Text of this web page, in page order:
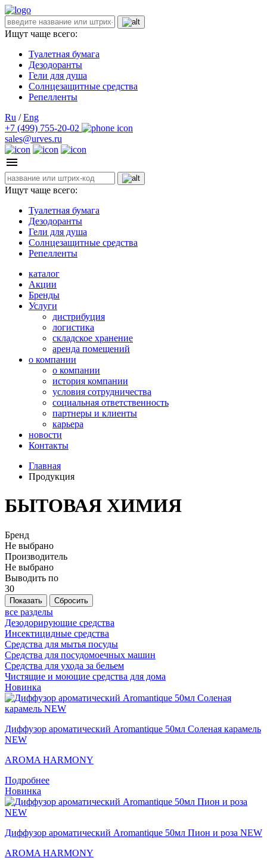
Ищут чаще всего:
Туалетная бумага
Дезодоранты
Гели для душа
Солнцезащитные средства
Репелленты
Ru / Eng
+7 (499) 755-20-02
sales@urves.ru
Ищут чаще всего:
Туалетная бумага
Дезодоранты
Гели для душа
Солнцезащитные средства
Репелленты
каталог
Акции
Бренды
Услуги
дистрибуция
логистика
складское хранение
аренда помещений
о компании
о компании
история компании
условия сотрудничества
социальная ответственность
партнеры и клиенты
карьера
новости
Контакты
Главная
Продукция
БЫТОВАЯ ХИМИЯ
Бренд
Не выбрано
Производитель
Не выбрано
Выводить по
30
все разделы
Дезодорирующие средства
Инсектицидные средства
Средства для мытья посуды
Средства для посудомоечных машин
Средства для ухода за бельем
Чистящие и моющие средства для дома
Новинка
Диффузор ароматический Aromantique 50мл Соленая карамель
NEW
AROMA HARMONY
Подробнее
Новинка
Диффузор ароматический Aromantique 50мл Пион и роза NEW
AROMA HARMONY